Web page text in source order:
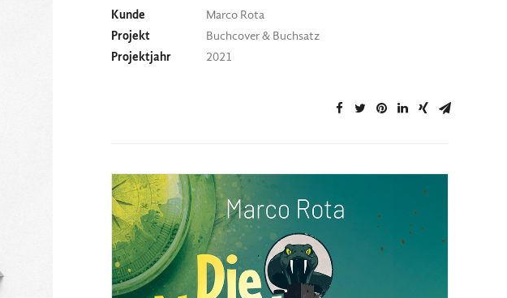
Kunde
Marco Rota
Projekt
Buchcover & Buchsatz
Projektjahr
2021